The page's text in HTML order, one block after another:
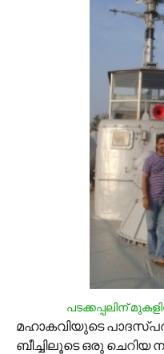
പടക്കപ്പലിന്
മഹാകവിയുടെ
ബീച്ചിലൂടെ ഒരു ചെറിയ